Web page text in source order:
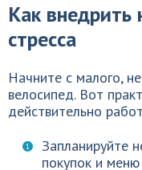
Как внедрить
стресса
Начните с малого,
велосипед. Вот
действительно
Запланируйте
покупок и